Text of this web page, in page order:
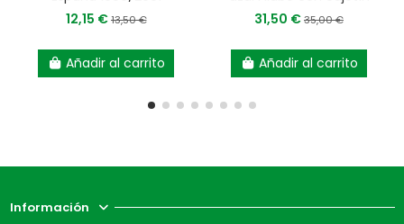
12,15 €13,50 €
Añadir al carrito
31,50 €35,00 €
Añadir al carrito
Información